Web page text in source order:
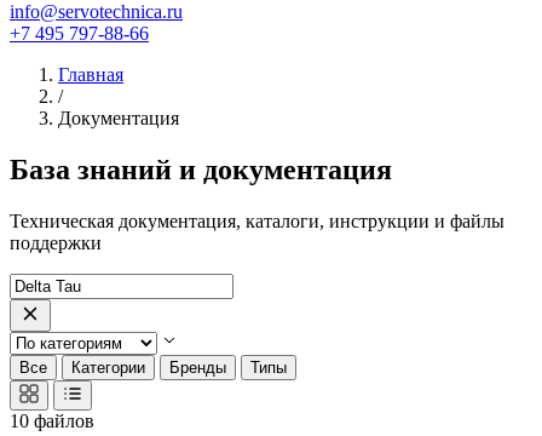
info@servotechnica.ru
+7 495 797-88-66
Главная
/
Документация
База знаний и документация
Техническая документация, каталоги, инструкции и файлы
поддержки
Все Категории Бренды Типы
10 файлов